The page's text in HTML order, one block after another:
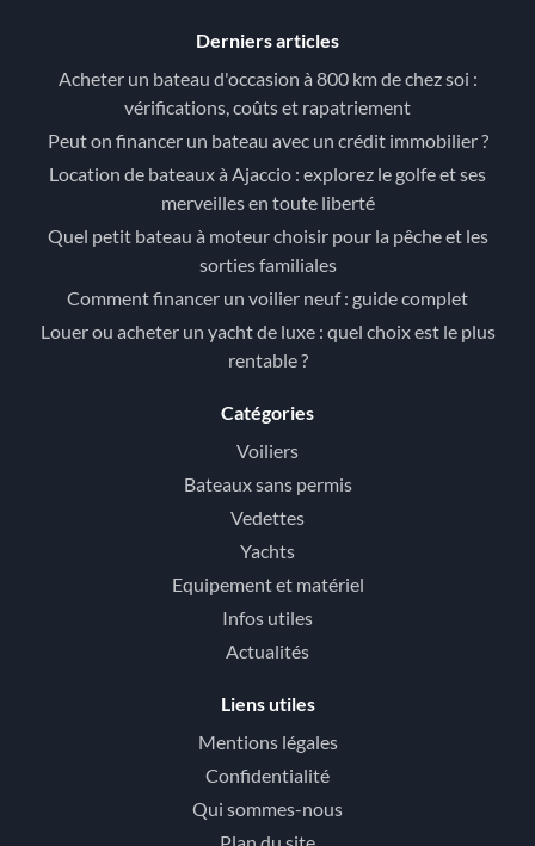
Derniers articles
Acheter un bateau d'occasion à 800 km de chez soi :
vérifications, coûts et rapatriement
Peut on financer un bateau avec un crédit immobilier ?
Location de bateaux à Ajaccio : explorez le golfe et ses
merveilles en toute liberté
Quel petit bateau à moteur choisir pour la pêche et les
sorties familiales
Comment financer un voilier neuf : guide complet
Louer ou acheter un yacht de luxe : quel choix est le plus
rentable ?
Catégories
Voiliers
Bateaux sans permis
Vedettes
Yachts
Equipement et matériel
Infos utiles
Actualités
Liens utiles
Mentions légales
Confidentialité
Qui sommes-nous